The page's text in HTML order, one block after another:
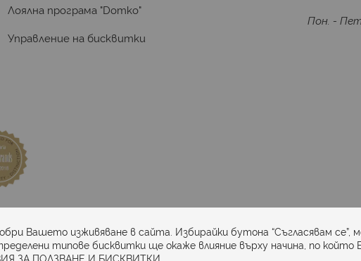
Лоялна програма "Domko"
Управление на бисквитки
Пон. -
Вашето изживяване в сайта. Избирайки бутона “Съгласявам
типове бисквитки ще окаже влияние върху начина, по
ЗА ПОЛЗВАНЕ И БИСКВИТКИ.